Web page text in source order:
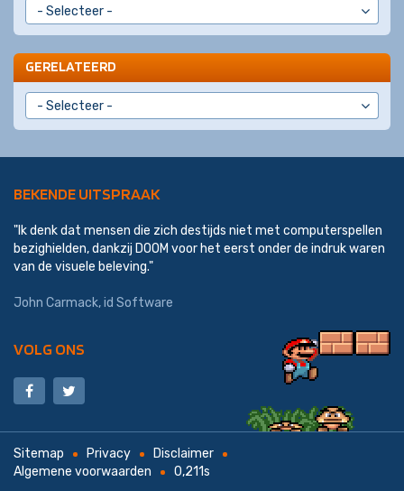
GERELATEERD
BEKENDE UITSPRAAK
"Ik denk dat mensen die zich destijds niet met computerspellen
bezighielden, dankzij DOOM voor het eerst onder de indruk waren
van de visuele beleving."
John Carmack,id Software
VOLG ONS
Sitemap Privacy
Disclaimer
Algemene voorwaarden
0,211s